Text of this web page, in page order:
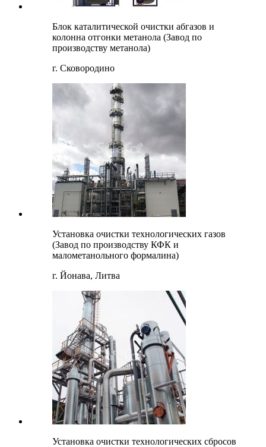
Блок каталитической очистки абгазов и
колонна отгонки метанола (Завод по
производству метанола)
г. Сковородино
Установка очистки технологических газов
(Завод по производству КФК и
малометанольного формалина)
г. Йонава, Литва
Установка очистки технологических сбросов